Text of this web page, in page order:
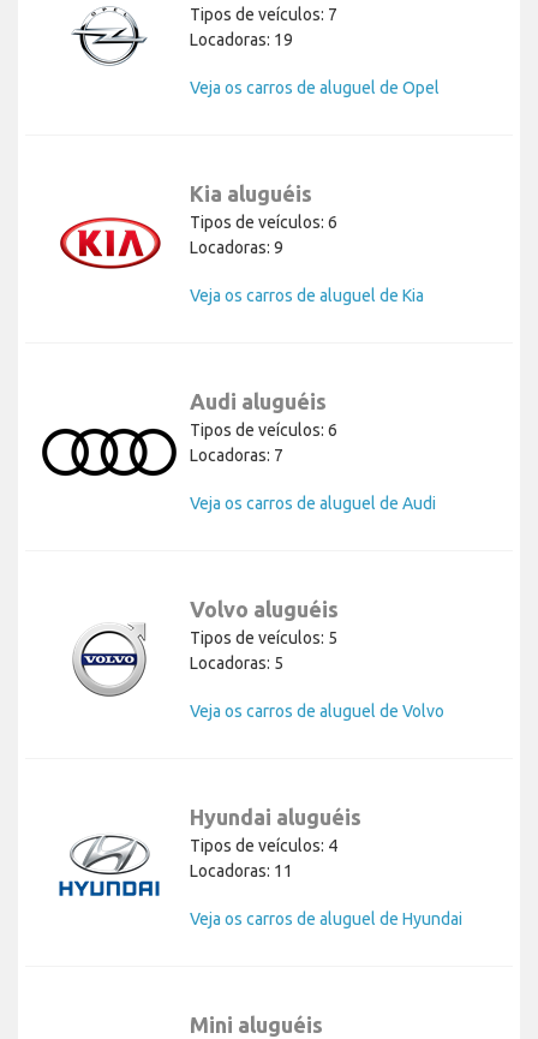
Tipos de veículos: 7
Locadoras: 19
Veja os carros de aluguel de Opel
Kia aluguéis
Tipos de veículos: 6
Locadoras: 9
Veja os carros de aluguel de Kia
Audi aluguéis
Tipos de veículos: 6
Locadoras: 7
Veja os carros de aluguel de Audi
Volvo aluguéis
Tipos de veículos: 5
Locadoras: 5
Veja os carros de aluguel de Volvo
Hyundai aluguéis
Tipos de veículos: 4
Locadoras: 11
Veja os carros de aluguel de Hyundai
Mini aluguéis